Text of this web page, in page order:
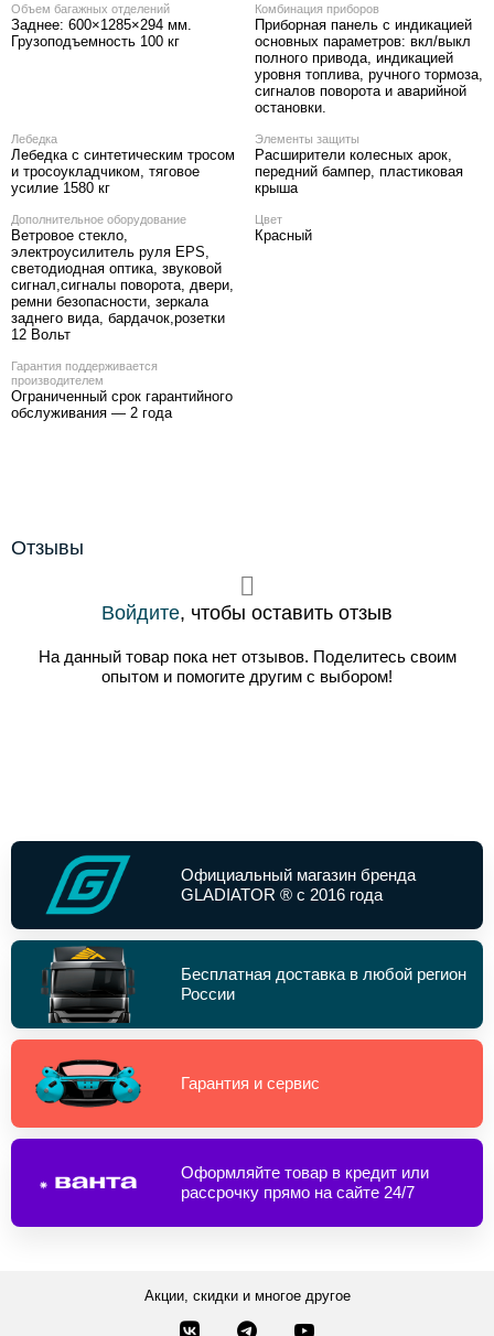
Объем багажных отделений
Заднее: 600×1285×294 мм.
Грузоподъемность 100 кг
Комбинация приборов
Приборная панель с индикацией
основных параметров: вкл/выкл
полного привода, индикацией
уровня топлива, ручного тормоза,
сигналов поворота и аварийной
остановки.
Лебедка
Лебедка с синтетическим тросом
и тросоукладчиком, тяговое
усилие 1580 кг
Элементы защиты
Расширители колесных арок,
передний бампер, пластиковая
крыша
Дополнительное оборудование
Ветровое стекло,
электроусилитель руля EPS,
cветодиодная оптика, звуковой
сигнал,сигналы поворота, двери,
ремни безопасности, зеркала
заднего вида, бардачок,розетки
12 Вольт
Цвет
Красный
Гарантия поддерживается
производителем
Ограниченный срок гарантийного
обслуживания — 2 года
Отзывы
Войдите, чтобы оставить отзыв
На данный товар пока нет отзывов. Поделитесь своим
опытом и помогите другим с выбором!
Официальный магазин бренда
GLADIATOR ® с 2016 года
Бесплатная доставка в любой регион
России
Гарантия и сервис
Оформляйте товар в кредит или
рассрочку прямо на сайте 24/7
Акции, скидки и многое другое